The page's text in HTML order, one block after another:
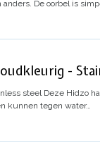
anders. De oorbel is
-
steel Deze Hidzo
kunnen tegen water…